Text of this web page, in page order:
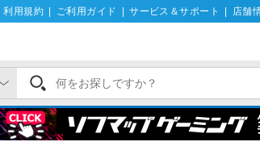
利用規約 ご利用ガイド サービス＆サポート 店舗